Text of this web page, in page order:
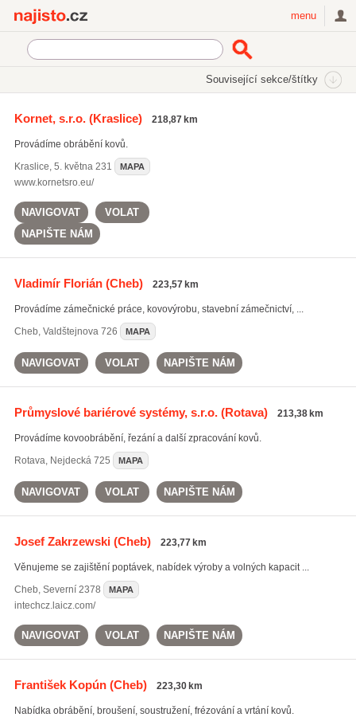
menu
Související sekce/štítky
jádrové vrtání(596)
soustružení(973)
Kornet, s.r.o.(Kraslice) 218,87 km
Provádíme obrábění kovů.
Kraslice, 5. května 231 MAPA
www.kornetsro.eu/
NAVIGOVAT
VOLAT
NAPIŠTE NÁM
Vladimír Florián(Cheb) 223,57 km
Provádíme zámečnické práce, kovovýrobu, stavební zámečnictví, ...
Cheb, Valdštejnova 726 MAPA
NAVIGOVAT VOLAT NAPIŠTE NÁM
Průmyslové bariérové systémy, s.r.o.(Rotava) 213,38 km
Provádíme kovoobrábění, řezání a další zpracování kovů.
Rotava, Nejdecká 725 MAPA
NAVIGOVAT VOLAT NAPIŠTE NÁM
Josef Zakrzewski(Cheb) 223,77 km
Věnujeme se zajištění poptávek, nabídek výroby a volných kapacit ...
Cheb, Severní 2378 MAPA
intechcz.laicz.com/
NAVIGOVAT VOLAT NAPIŠTE NÁM
František Kopún(Cheb) 223,30 km
Nabídka obrábění, broušení, soustružení, frézování a vrtání kovů.